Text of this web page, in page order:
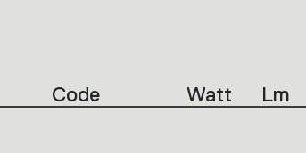
Code Watt Lm